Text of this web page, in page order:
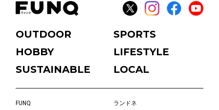
OUTDOOR
SPORTS
HOBBY
LIFESTYLE
SUSTAINABLE
LOCAL
FUNQ
ランドネ